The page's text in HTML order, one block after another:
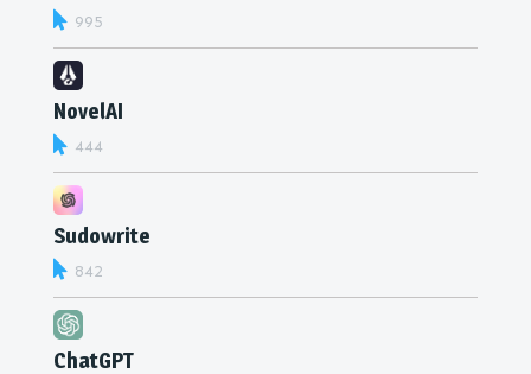
995
NovelAI
444
Sudowrite
842
ChatGPT